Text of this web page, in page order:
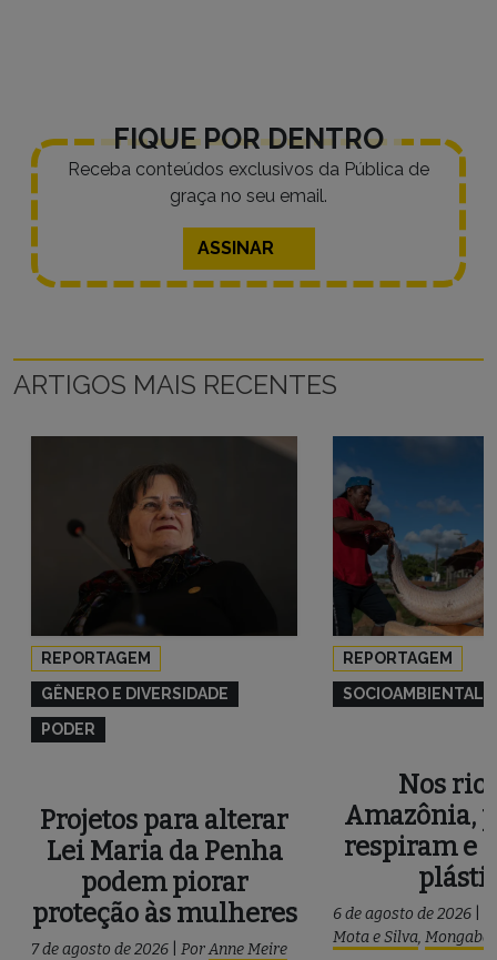
FIQUE POR DENTRO
Receba conteúdos exclusivos da Pública de
graça no seu email.
ASSINAR
ARTIGOS MAIS RECENTES
REPORTAGEM
GÊNERO E DIVERSIDADE
PODER
Projetos para alterar
Lei Maria da Penha
podem piorar
proteção às mulheres
7 de agosto de 2026 PorAnne Meire
REPORTAGEM
SOCIOAMBIENTAL
Nos
Amazônia,
respiram e
6 de agosto de 2026
Mota e Silva,